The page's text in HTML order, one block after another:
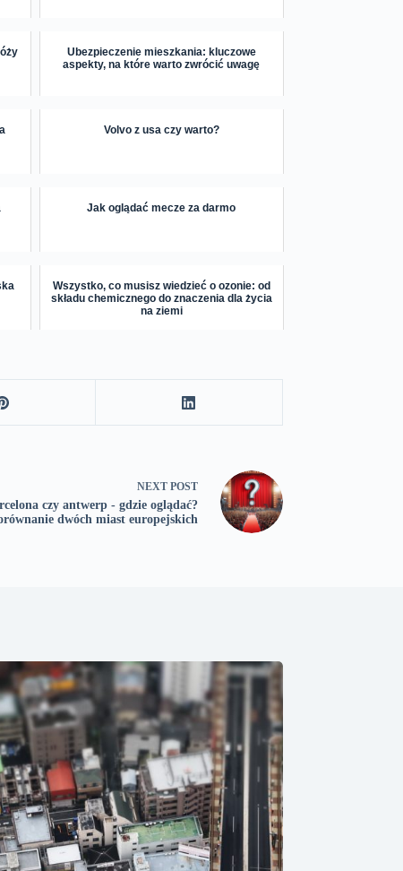
Ubezpieczenie mieszkania: kluczowe
aspekty, na które warto zwrócić uwagę
Volvo z usa czy warto?
Jak oglądać mecze za darmo
Wszystko, co musisz wiedzieć o ozonie: od
składu chemicznego do znaczenia dla życia
na ziemi
NEXT POST
czy antwerp - gdzie oglądać?
dwóch miast europejskich